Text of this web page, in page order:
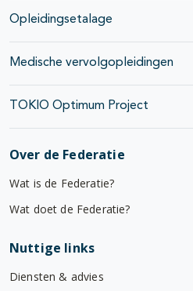
Opleidingsetalage
Medische vervolgopleidingen
TOKIO Optimum Project
Over de Federatie
Wat is de Federatie?
Wat doet de Federatie?
Nuttige links
Diensten & advies